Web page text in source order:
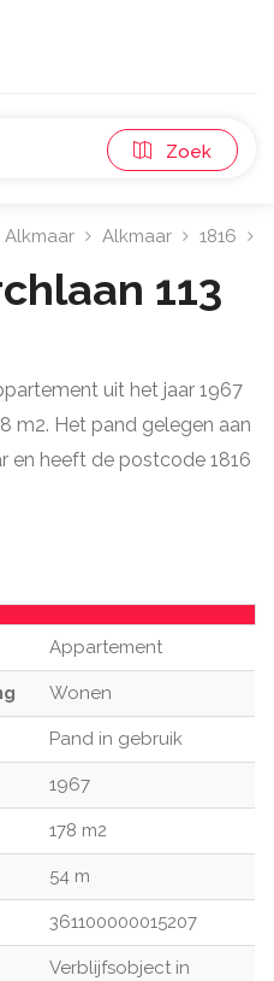
Zoek
Alkmaar Alkmaar 1816
113
uit het jaar 1967
m2. Het pand gelegen aan
en heeft de postcode 1816
Appartement
Wonen
Pand in gebruik
1967
178 m2
54 m
361100000015207
Verblijfsobject in